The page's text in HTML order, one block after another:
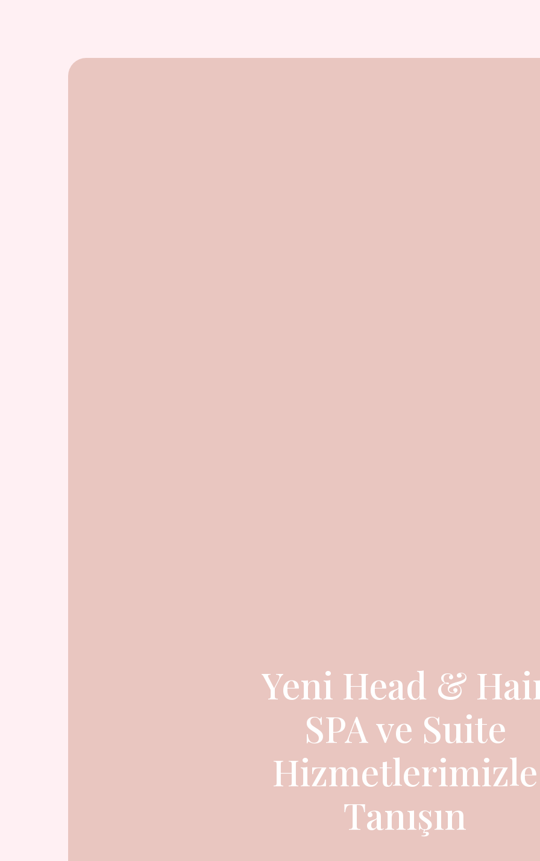
Yeni Head &
SPA ve Suite
Hizmetlerimizle
Tanışın